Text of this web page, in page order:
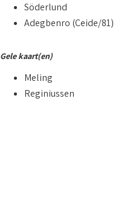
Söderlund
Adegbenro (Ceide/81)
Gele kaart(en)
Meling
Reginiussen